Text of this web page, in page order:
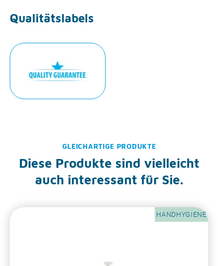
Qualitätslabels
GLEICHARTIGE PRODUKTE
Diese Produkte sind vielleicht
auch interessant für Sie.
HANDHYGIENE